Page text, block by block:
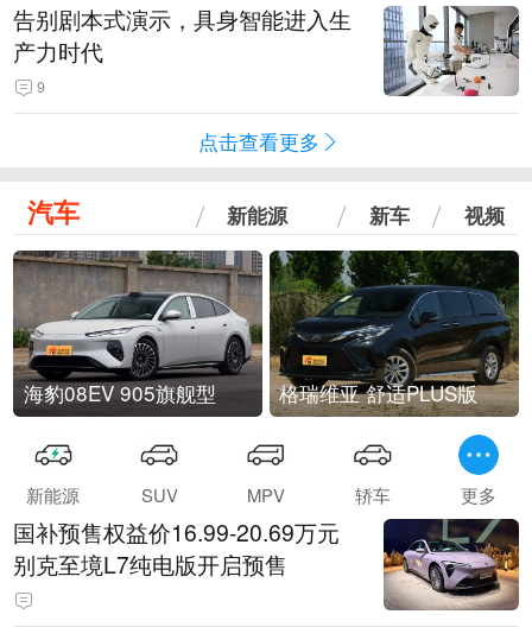
告别剧本式演示，具身智能进入生
产力时代
9
点击查看更多
汽车 新能源 新车 视频
海豹08EV 905旗舰型 格瑞维亚 舒适PLUS版
新能源 SUV MPV 轿车 更多
国补预售权益价16.99-20.69万元
别克至境L7纯电版开启预售